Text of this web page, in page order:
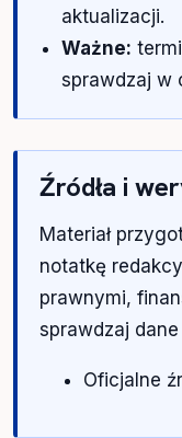
aktualizacji.
Ważne:
sprawdzaj w
Źródła i
Materiał
notatkę
prawnymi,
sprawdzaj
Oficjalne